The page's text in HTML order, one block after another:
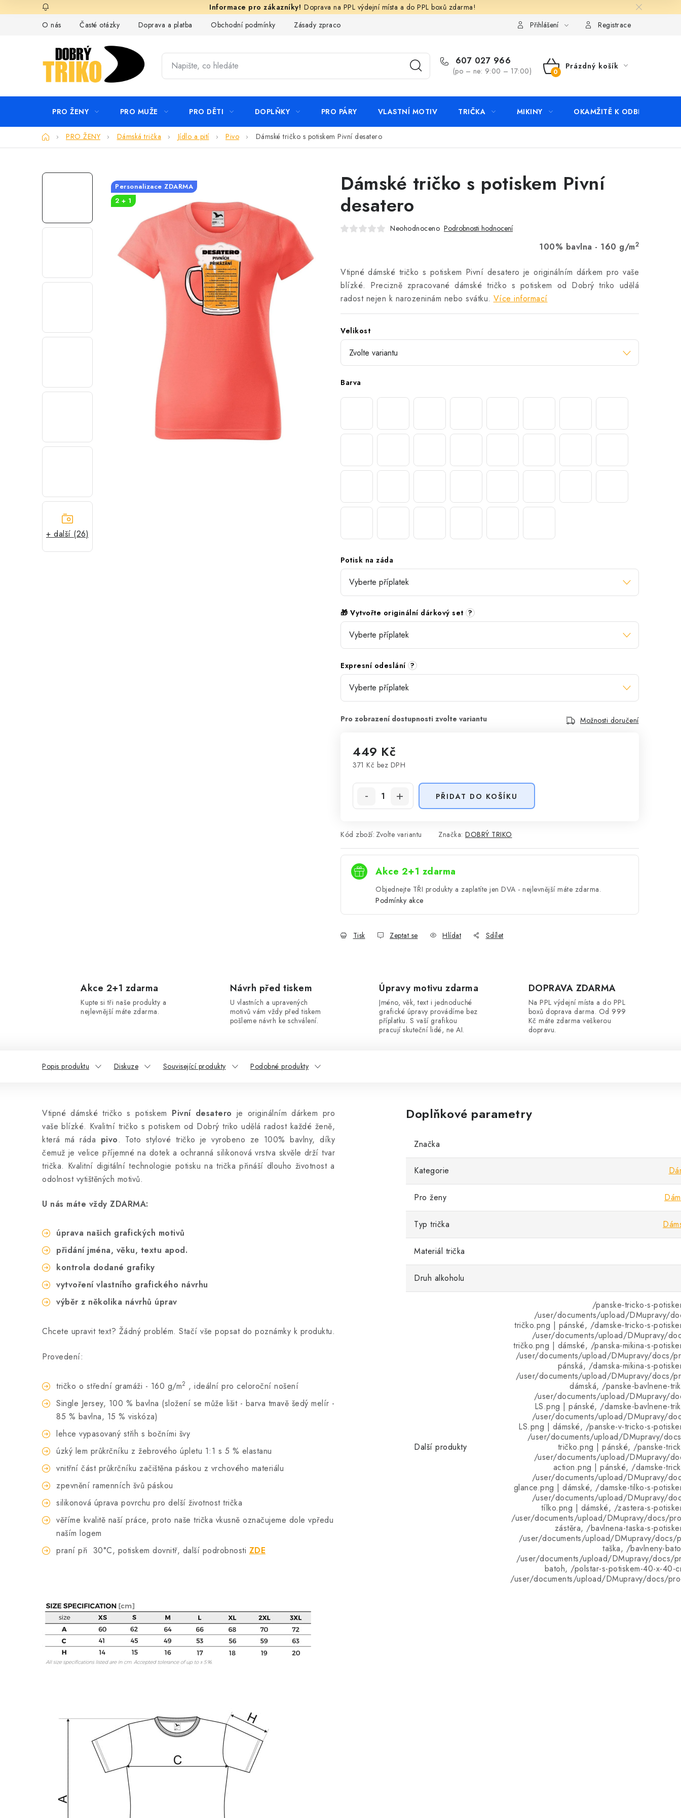
na
Doprava na PPL výdejní místa a do PPL boxů zdarma!
O nás
Časté otázky Doprava a platba Obchodní podmínky Zásady zpracování ochrany osobních údajů KontaktyPřihlášení Registrace
607 027 966
(po – ne: 9:00 – 17:00)
NÁKUPNÍ
Prázdný košík
PRO ŽENY PRO MUŽE PRO DĚTI DOPLŇKY PRO PÁRY VLASTNÍ MOTIV TRIČKA MIKINY OKAMŽITĚ K ODBĚRU
DomůPRO ŽENY Dámská trička Jídlo a pití Pivo Dámské tričko s potiskem Pivní desatero
+ další (26)
Dámské tričko s potiskem Pivní
desatero
Neohodnoceno Podrobnosti hodnocení
100% bavlna - 160 g/m2
Vtipné dámské tričko s potiskem Pivní desatero je originálním dárkem pro vaše
blízké. Precizně zpracované dámské tričko s potiskem od Dobrý triko udělá
radost nejen k narozeninám nebo svátku. Více informací
Velikost
Barva
Potisk na záda
🎁 Vytvořte originální dárkový set ?
Expresní odeslání ?
Možnosti doručení
449 Kč
371 Kč bez DPH
PŘIDAT DO KOŠÍKU
Kód zboží: Zvolte variantu Značka: DOBRÝ TRIKO
Akce 2+1 zdarma
Objednejte TŘI produkty a zaplatíte jen DVA - nejlevnější máte zdarma.
Podmínky akce
Tisk Zeptat se Hlídat Sdílet
Personalizace ZDARMA
2 + 1
Akce 2+1 zdarma
Kupte si tři naše produkty a
nejlevnější máte zdarma.
Návrh před tiskem
U vlastních a upravených
motivů vám vždy před tiskem
pošleme návrh ke schválení.
Úpravy motivu zdarma
Jméno, věk, text i jednoduché
grafické úpravy provádíme bez
příplatku. S vaší grafikou
pracují skuteční lidé, ne AI.
DOPRAVA ZDARMA
Na PPL výdejní místa a do PPL
boxů doprava darma. Od 999
Kč máte zdarma veškerou
dopravu.
Popis produktu Diskuze Související produkty Podobné produkty
Vtipné dámské tričko s potiskem Pivní desatero je originálním dárkem pro
vaše blízké. Kvalitní tričko s potiskem od Dobrý triko udělá radost každé ženě,
která má ráda pivo. Toto stylové tričko je vyrobeno ze 100% bavlny, díky
čemuž je velice příjemné na dotek a ochranná silikonová vrstva skvěle drží tvar
trička. Kvalitní digitální technologie potisku na trička přináší dlouho životnost a
odolnost vytištěných motivů.
U nás máte vždy ZDARMA:
úprava našich grafických motivů
přidání jména, věku, textu apod.
kontrola dodané grafiky
vytvoření vlastního grafického návrhu
výběr z několika návrhů úprav
Chcete upravit text? Žádný problém. Stačí vše popsat do poznámky k produktu.
Provedení:
tričko o střední gramáži - 160 g/m2 , ideální pro celoroční nošení
Single Jersey, 100 % bavlna (složení se může lišit - barva tmavě šedý melír -
85 % bavlna, 15 % viskóza)
lehce vypasovaný střih s bočními švy
úzký lem průkrčníku z žebrového úpletu 1:1 s 5 % elastanu
vnitřní část průkrčníku začištěna páskou z vrchového materiálu
zpevnění ramenních švů páskou
silikonová úprava povrchu pro delší životnost trička
věříme kvalitě naší práce, proto naše trička vkusně označujeme dole vpředu
naším logem
praní při 30°C, potiskem dovnitř, další podrobnosti ZDE
Doplňkové parametry
Značka
Kategorie
Pro ženy
Typ trička
Materiál trička
Druh alkoholu
Další produkty
/panske-tricko-s-
/user/documents/upload/DMupravy/
tričko.png | pánské, /damske-tricko-s-
/user/documents/upload/DMupravy/
tričko.png | dámské, /panska-mikina-s-
/user/documents/upload/DMupravy/docs/
pánská, /damska-mikina-s-
/user/documents/upload/DMupravy/docs/
dámská, /panske-bavlnene-
/user/documents/upload/DMupravy/
LS.png | pánské, /damske-bavlnene-
/user/documents/upload/DMupravy/
LS.png | dámské, /panske-v-tricko-s-
/user/documents/upload/DMupravy/
tričko.png | pánské, /panske-
/user/documents/upload/DMupravy/
action.png | pánské, /damske-
/user/documents/upload/DMupravy/
glance.png | dámské, /damske-tilko-s-
/user/documents/upload/DMupravy/
tílko.png | dámské, /zastera-s-
/user/documents/upload/DMupravy/docs/
zástěra, /bavlnena-taska-s-
/user/documents/upload/DMupravy/docs/
taška, /bavlneny-
/user/documents/upload/DMupravy/docs/
batoh, /polstar-s-potiskem-40-x-40-
/user/documents/upload/DMupravy/docs/